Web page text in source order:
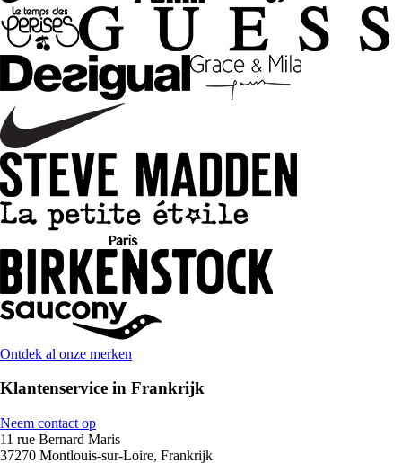
Ontdek al onze merken
Klantenservice in Frankrijk
Neem contact op
11 rue Bernard Maris
37270 Montlouis-sur-Loire, Frankrijk